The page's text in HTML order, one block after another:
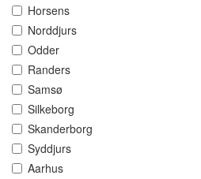
Horsens
Norddjurs
Odder
Randers
Samsø
Silkeborg
Skanderborg
Syddjurs
Aarhus